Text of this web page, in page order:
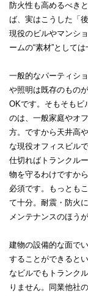
防火性も高めるべき
ば、実はこうした「
現役のビルやマンシ
ームの“素材”としては
一般的なパーティシ
や照明は既存のもの
OKです。そもそもビ
のは、一般家庭やオ
方。ですから天井高
な現役オフィスビル
仕切ればトランクル
物を守るわけですか
必須です。もっとも
て十分。耐震・防火
メンテナンスのほう
建物の設備的な面で
することができると
なビルでもトランク
りません。同業他社